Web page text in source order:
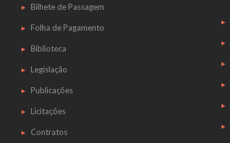
Bilhete de Passagem
Folha de Pagamento
Biblioteca
Legislação
Publicações
Licitações
Contratos